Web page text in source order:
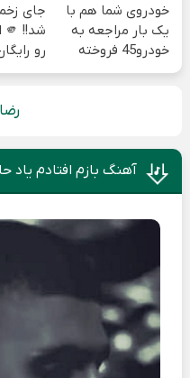
خودروی شما هم با
یک بار مراجعه به
خودرو45 فروخته
خواهد شد
جای
رو
و
آهنگ بازم افتادم